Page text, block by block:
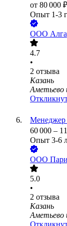
от 80 000 ₽
Опыт 1-3
ООО
4.7
•
2 отзыва
Казань
Аметьево
Менеджер
60 000 –
Опыт 3-6
ООО
5.0
•
2 отзыва
Казань
Аметьево